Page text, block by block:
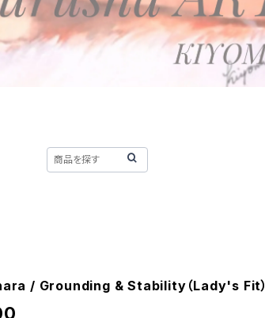
/ Grounding & Stability（Lady's Fit）